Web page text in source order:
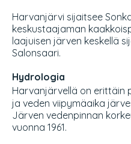
Harvanjärvi sijaitsee
keskustaajaman
laajuisen järven keskellä
Salonsaari.
Hydrologia
Harvanjärvellä on erittäin
ja veden viipymäaika
Järven vedenpinnan
vuonna 1961.